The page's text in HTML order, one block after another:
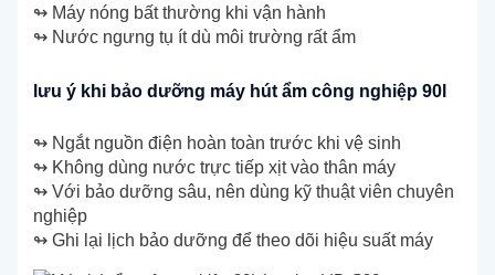
↬ Máy nóng bất thường khi vận hành
↬ Nước ngưng tụ ít dù môi trường rất ẩm
lưu ý khi bảo dưỡng máy hút ẩm công nghiệp 90l
↬ Ngắt nguồn điện hoàn toàn trước khi vệ sinh
↬ Không dùng nước trực tiếp xịt vào thân máy
↬ Với bảo dưỡng sâu, nên dùng kỹ thuật viên chuyên
nghiệp
↬ Ghi lại lịch bảo dưỡng để theo dõi hiệu suất máy